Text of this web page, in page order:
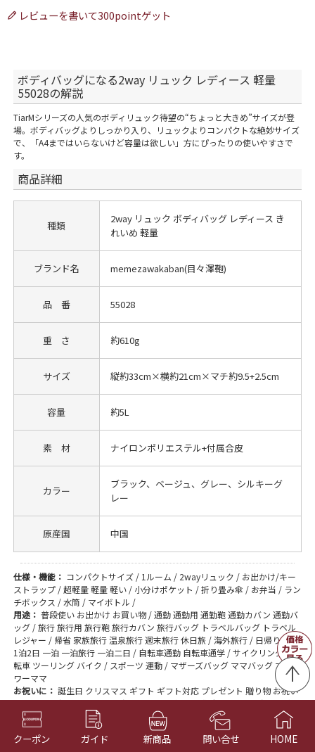
レビューを書いて300pointゲット
ボディバッグになる2way リュック レディース 軽量
55028の解説
TiarMシリーズの人気のボディリュック待望の“ちょっと大きめ”サイズが登
場。ボディバッグよりしっかり入り、リュックよりコンパクトな絶妙サイズ
で、「A4まではいらないけど容量は欲しい」方にぴったりの使いやすさで
す。
商品詳細
種類
2way リュック ボディバッグ レディース き
れいめ 軽量
ブランド名 memezawakaban(目々澤鞄)
品 番 55028
重 さ 約610g
サイズ 縦約33cm×横約21cm×マチ約9.5+2.5cm
容量 約5L
素 材 ナイロンポリエステル+付属合皮
カラー
ブラック、ベージュ、グレー、シルキーグ
レー
原産国 中国
仕様・機能： コンパクトサイズ / 1ルーム / 2wayリュック / お出かけ/キー
ストラップ / 超軽量 軽量 軽い / 小分けポケット / 折り畳み傘 / お弁当 / ラン
チボックス / 水筒 / マイボトル /
用途： 普段使い お出かけ お買い物 / 通勤 通勤用 通勤鞄 通勤カバン 通勤バ
ッグ / 旅行 旅行用 旅行鞄 旅行カバン 旅行バッグ トラベルバッグ トラベル
レジャー / 帰省 家族旅行 温泉旅行 週末旅行 休日旅 / 海外旅行 / 日帰り / 1泊
1泊2日 一泊 一泊旅行 一泊二日 / 自転車通勤 自転車通学 / サイクリング 自
転車 ツーリング バイク / スポーツ 運動 / マザーズバッグ ママバッグ ママ
ワーママ
お祝いに： 誕生日 クリスマス ギフト ギフト対応 プレゼント 贈り物 お祝い
/ ホワイトデー 母の日 プレゼント 母の日ギフト / 敬老の日 プレゼント ギフ
ト /
イメージ・特徴：
レディース 女性用 女性 女 ウーマン おんな / 大人 社会人 /
カジュアル / シンプル / 可愛い かわいい / おしゃれ / ポケット充実 / 多機能
クーポン ガイド 新商品 問い合せ HOME